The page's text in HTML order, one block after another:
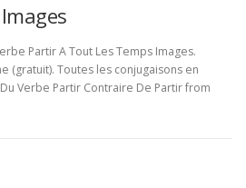
Partir A Tout Les Temps Images.
(gratuit). Toutes les conjugaisons en
Verbe Partir Contraire De Partir from